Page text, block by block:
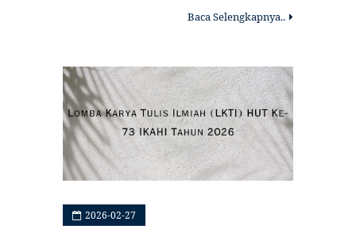
Baca Selengkapnya..
2026-02-27